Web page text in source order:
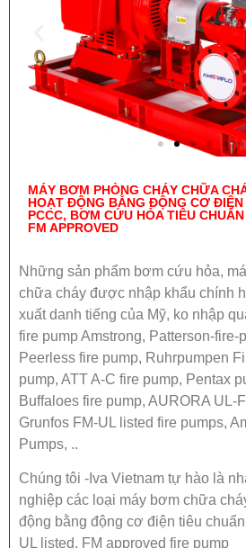
MÁY BƠM PHÒNG CHÁY CHỮA
HOẠT ĐỘNG BẰNG ĐỘNG CƠ
PCCC, BƠM CỨU HỎA TIÊU
FM APPROVED
Những sản phẩm bơm cứu hỏa,
chữa cháy được nhập khẩu chính
xuất danh tiếng của Mỹ, ko nhập
fire pump Amstrong, Patterson-fire-
Peerless fire pump, Ruhrpumpen
pump, ATT A-C fire pump, Pentax
Buffaloes fire pump, AURORA UL-
Grunfos FM-UL listed fire pumps,
Pumps, ..
Chúng tôi -Iva Vietnam tự hào là
nghiệp các loại máy bơm chữa
động bằng động cơ điện tiêu
UL listed, FM approved fire pump